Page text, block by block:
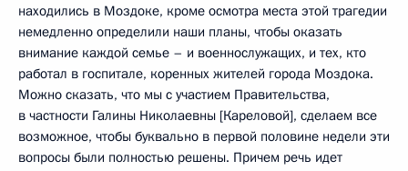
находились в Моздоке, кроме осмотра места этой трагедии
немедленно определили наши планы, чтобы оказать
внимание каждой семье – и военнослужащих, и тех, кто
работал в госпитале, коренных жителей города Моздока.
Можно сказать, что мы с участием Правительства,
в частности Галины Николаевны [Кареловой], сделаем все
возможное, чтобы буквально в первой половине недели эти
вопросы были полностью решены. Причем речь идет